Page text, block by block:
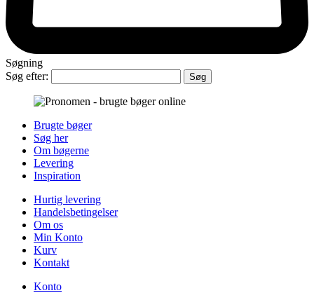
Søgning
Søg efter:
Brugte bøger
Søg her
Om bøgerne
Levering
Inspiration
Hurtig levering
Handelsbetingelser
Om os
Min Konto
Kurv
Kontakt
Konto